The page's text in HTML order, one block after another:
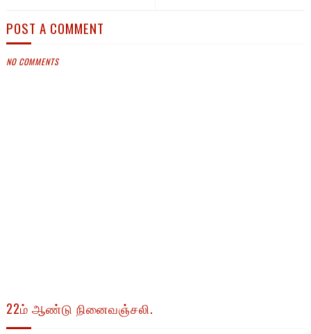
POST A COMMENT
NO COMMENTS
22ம் ஆண்டு நினைவஞ்சலி.